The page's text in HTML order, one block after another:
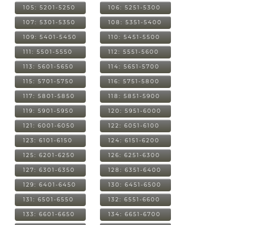
105: 5201-5250 106: 5251-5300
107: 5301-5350 108: 5351-5400
109: 5401-5450 110: 5451-5500
111: 5501-5550 112: 5551-5600
113: 5601-5650 114: 5651-5700
115: 5701-5750 116: 5751-5800
117: 5801-5850 118: 5851-5900
119: 5901-5950 120: 5951-6000
121: 6001-6050 122: 6051-6100
123: 6101-6150 124: 6151-6200
125: 6201-6250 126: 6251-6300
127: 6301-6350 128: 6351-6400
129: 6401-6450 130: 6451-6500
131: 6501-6550 132: 6551-6600
133: 6601-6650 134: 6651-6700